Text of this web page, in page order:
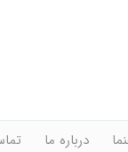
درباره ما